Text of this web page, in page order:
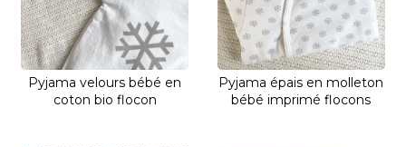
Pyjama velours bébé en
coton bio flocon
Pyjama épais en molleton
bébé imprimé flocons